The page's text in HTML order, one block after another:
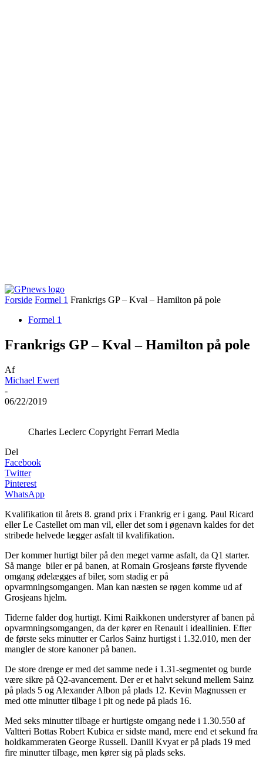
Forside Formel 1 Frankrigs GP – Kval – Hamilton på pole
Formel 1
Frankrigs GP – Kval – Hamilton på pole
Af
Michael Ewert
-
06/22/2019
Charles Leclerc Copyright Ferrari Media
Del
Facebook
Twitter
Pinterest
WhatsApp
Kvalifikation til årets 8. grand prix i Frankrig er i gang. Paul Ricard
eller Le Castellet om man vil, eller det som i øgenavn kaldes for det
stribede helvede lægger asfalt til kvalifikation.
Der kommer hurtigt biler på den meget varme asfalt, da Q1 starter.
Så mange biler er på banen, at Romain Grosjeans første flyvende
omgang ødelægges af biler, som stadig er på
opvarmningsomgangen. Man kan næsten se røgen komme ud af
Grosjeans hjelm.
Tiderne falder dog hurtigt. Kimi Raikkonen understyrer af banen på
opvarmningsomgangen, da der kører en Renault i ideallinien. Efter
de første seks minutter er Carlos Sainz hurtigst i 1.32.010, men der
mangler de store kanoner på banen.
De store drenge er med det samme nede i 1.31-segmentet og burde
være sikre på Q2-avancement. Der er et halvt sekund mellem Sainz
på plads 5 og Alexander Albon på plads 12. Kevin Magnussen er
med otte minutter tilbage i pit og nede på plads 16.
Med seks minutter tilbage er hurtigste omgang nede i 1.30.550 af
Valtteri Bottas Robert Kubica er sidste mand, mere end et sekund fra
holdkammeraten George Russell. Daniil Kvyat er på plads 19 med
fire minutter tilbage, men kører sig på plads seks.